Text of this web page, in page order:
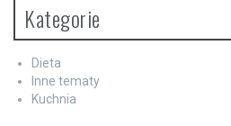
Kategorie
Dieta
Inne tematy
Kuchnia